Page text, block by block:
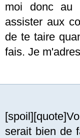
moi donc au
assister aux
de te taire
fais. Je
serait bien de